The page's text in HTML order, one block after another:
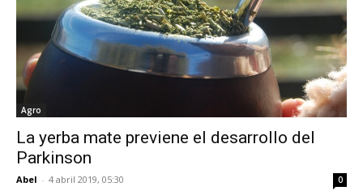
Agro
La yerba mate previene el desarrollo del
Parkinson
Abel - 4 abril 2019, 05:30 0